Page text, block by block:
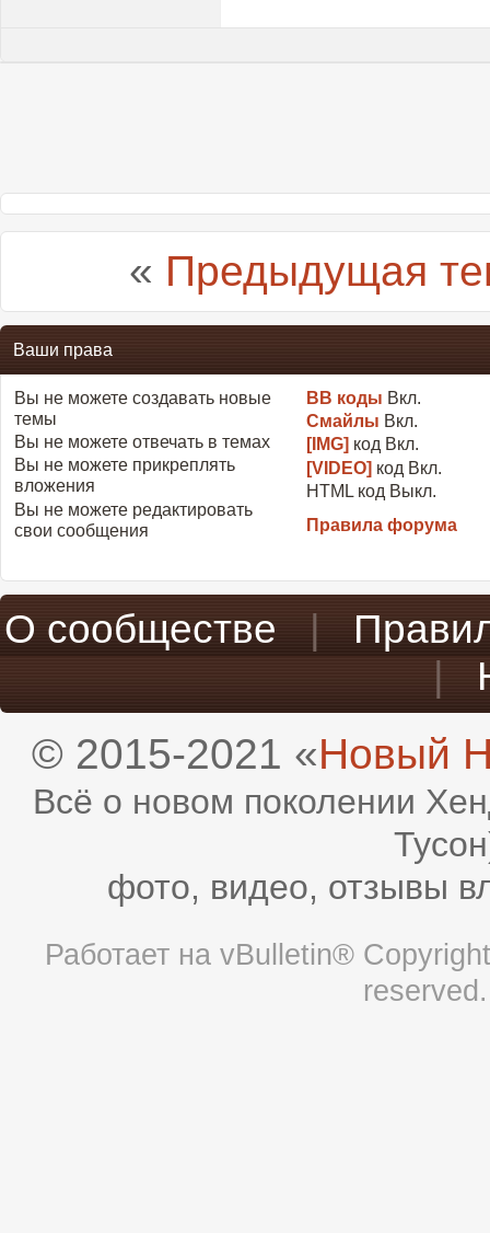
« Предыдущая
Ваши права
Вы не можете создавать новые
темы
Вы не можете отвечать в темах
Вы не можете прикреплять
вложения
Вы не можете редактировать
свои сообщения
BB коды Вкл.
Смайлы Вкл.
[IMG] код Вкл.
[VIDEO] код Вкл.
HTML код Выкл.
Правила форума
О сообществе |
|
© 2015-2021 «Новый
Всё о новом поколении
фото, видео, отзывы
Работает на vBulletin®